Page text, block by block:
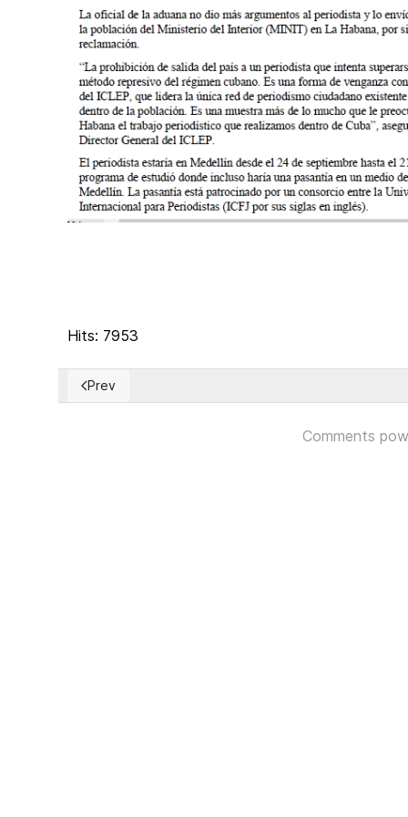
Hits: 7953
Previous article: La responsabilidad por lo ocurrido a
Prev
Comments